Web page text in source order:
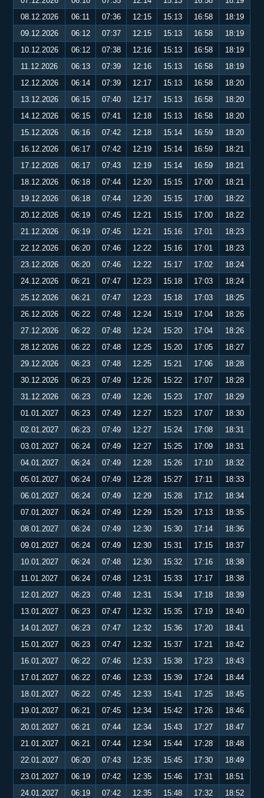
08.12.2026
06:11 07:36 12:15 15:13 16:58
18:19
09.12.2026
06:12 07:37 12:15 15:13 16:58
18:19
10.12.2026
06:12 07:38 12:16 15:13 16:58
18:19
11.12.2026
06:13 07:39 12:16 15:13 16:58
18:19
12.12.2026
06:14 07:39 12:17 15:13 16:58
18:20
13.12.2026
06:15 07:40 12:17 15:13 16:58
18:20
14.12.2026
06:15 07:41 12:18 15:13 16:58
18:20
15.12.2026
06:16 07:42 12:18 15:14 16:59
18:20
16.12.2026
06:17 07:42 12:19 15:14 16:59
18:21
17.12.2026
06:17 07:43 12:19 15:14 16:59
18:21
18.12.2026
06:18 07:44 12:20 15:15 17:00
18:21
19.12.2026
06:18 07:44 12:20 15:15 17:00
18:22
20.12.2026
06:19 07:45 12:21 15:15 17:00
18:22
21.12.2026
06:19 07:45 12:21 15:16 17:01
18:23
22.12.2026
06:20 07:46 12:22 15:16 17:01
18:23
23.12.2026
06:20 07:46 12:22 15:17 17:02
18:24
24.12.2026
06:21 07:47 12:23 15:18 17:03
18:24
25.12.2026
06:21 07:47 12:23 15:18 17:03
18:25
26.12.2026
06:22 07:48 12:24 15:19 17:04
18:26
27.12.2026
06:22 07:48 12:24 15:20 17:04
18:26
28.12.2026
06:22 07:48 12:25 15:20 17:05
18:27
29.12.2026
06:23 07:48 12:25 15:21 17:06
18:28
30.12.2026
06:23 07:49 12:26 15:22 17:07
18:28
31.12.2026
06:23 07:49 12:26 15:23 17:07
18:29
01.01.2027
06:23 07:49 12:27 15:23 17:07
18:30
02.01.2027
06:23 07:49 12:27 15:24 17:08
18:31
03.01.2027
06:24 07:49 12:27 15:25 17:09
18:31
04.01.2027
06:24 07:49 12:28 15:26 17:10
18:32
05.01.2027
06:24 07:49 12:28 15:27 17:11
18:33
06.01.2027
06:24 07:49 12:29 15:28 17:12
18:34
07.01.2027
06:24 07:49 12:29 15:29 17:13
18:35
08.01.2027
06:24 07:49 12:30 15:30 17:14
18:36
09.01.2027
06:24 07:49 12:30 15:31 17:15
18:37
10.01.2027
06:24 07:48 12:30 15:32 17:16
18:38
11.01.2027
06:24 07:48 12:31 15:33 17:17
18:38
12.01.2027
06:23 07:48 12:31 15:34 17:18
18:39
13.01.2027
06:23 07:47 12:32 15:35 17:19
18:40
14.01.2027
06:23 07:47 12:32 15:36 17:20
18:41
15.01.2027
06:23 07:47 12:32 15:37 17:21
18:42
16.01.2027
06:22 07:46 12:33 15:38 17:23
18:43
17.01.2027
06:22 07:46 12:33 15:39 17:24
18:44
18.01.2027
06:22 07:45 12:33 15:41 17:25
18:45
19.01.2027
06:21 07:45 12:34 15:42 17:26
18:46
20.01.2027
06:21 07:44 12:34 15:43 17:27
18:47
21.01.2027
06:21 07:44 12:34 15:44 17:28
18:48
22.01.2027
06:20 07:43 12:35 15:45 17:30
18:49
23.01.2027
06:19 07:42 12:35 15:46 17:31
18:51
24.01.2027
06:19 07:42 12:35 15:48 17:32
18:52